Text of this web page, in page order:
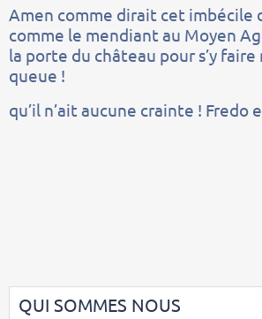
Amen comme dirait cet imbécile
comme le mendiant au Moyen
la porte du château pour s’y faire
queue !
qu’il n’ait aucune crainte ! Fredo
QUI SOMMES NOUS